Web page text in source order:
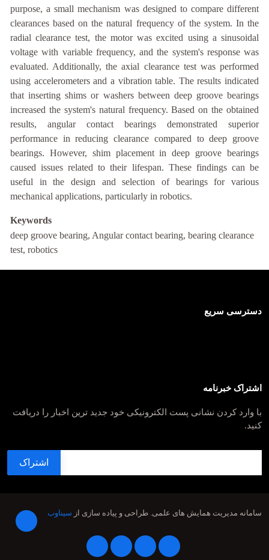
purpose, a small mechanism was designed to compare different
clearances based on the natural frequency of the system. In the
radial clearance test, the motor was excited using a sinusoidal
voltage with variable frequency, and the system's response was
evaluated. Additionally, the axial clearance test was performed
using accelerometers and a vibration table. The results indicated
that inserting shims or washers between deep groove bearings
increased the system's natural frequency. Based on the obtained
results, angular contact bearings demonstrated superior
performance in reducing clearance compared to deep groove
bearings. However, shim placement in deep groove bearings
caused issues related to their lifespan. These findings can be
useful in the design and selection of bearings for various
mechanical applications, particularly in robotics.
Keywords
deep groove bearing, Angular contact bearing, bearing clearance
test, robotics
دسترسی سریع
اشتراک خبرنامه
با وارد کردن نشانی پست الکترونیکی خود جدید ترین اخبار را دریافت
کنید.
سامانه مدیریت همایش های علمی. طراحی و پیاده سازی از سیناوب